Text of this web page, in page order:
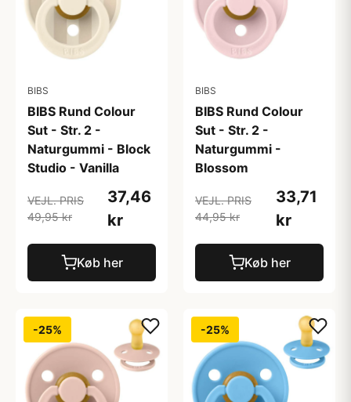
BIBS
BIBS Rund Colour
Sut - Str. 2 -
Naturgummi - Block
Studio - Vanilla
VEJL. PRIS
49,95 kr
37,46
kr
Køb her
BIBS
BIBS Rund Colour
Sut - Str. 2 -
Naturgummi -
Blossom
VEJL. PRIS
44,95 kr
33,71
kr
Køb her
-25% -25%